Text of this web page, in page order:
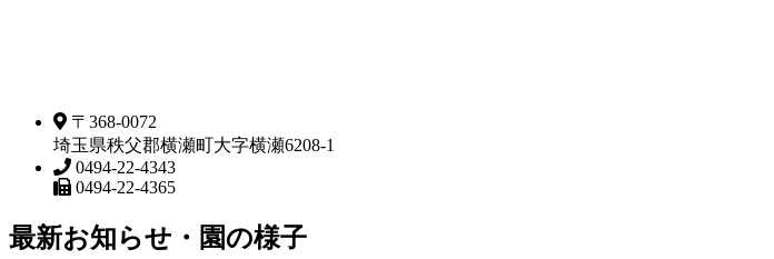
〒368-0072
埼玉県秩父郡横瀬町大字横瀬6208-1
0494-22-4343
0494-22-4365
最新お知らせ・園の様子